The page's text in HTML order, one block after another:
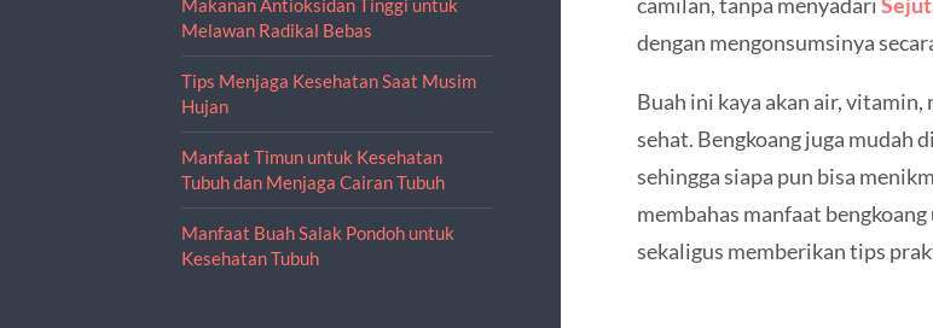
Melawan Radikal Bebas
Tips Menjaga Kesehatan Saat Musim
Hujan
Manfaat Timun untuk Kesehatan
Tubuh dan Menjaga Cairan Tubuh
Manfaat Buah Salak Pondoh untuk
Kesehatan Tubuh
dengan mengonsumsinya
Buah ini kaya akan air,
sehat. Bengkoang juga mudah
sehingga siapa pun bisa
membahas manfaat
sekaligus memberikan tips